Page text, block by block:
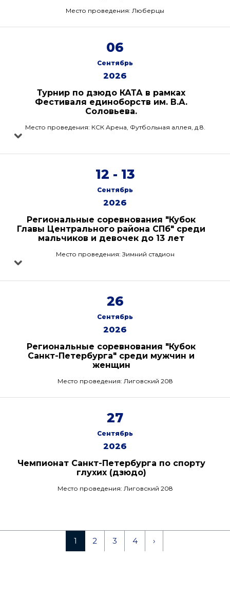
Место проведения: Люберцы
06
Сентябрь
2026
Турнир по дзюдо КАТА в рамках
Фестиваля единоборств им. В.А.
Соловьева.
Место проведения: КСК Арена, Футбольная аллея, д.8.
12 - 13
Сентябрь
2026
Региональные соревнования "Кубок
Главы Центрального района СПб" среди
мальчиков и девочек до 13 лет
Место проведения: Зимний стадион
26
Сентябрь
2026
Региональные соревнования "Кубок
Санкт-Петербурга" среди мужчин и
женщин
Место проведения: Лиговский 208
27
Сентябрь
2026
Чемпионат Санкт-Петербурга по спорту
глухих (дзюдо)
Место проведения: Лиговский 208
1 2 3 4 ›